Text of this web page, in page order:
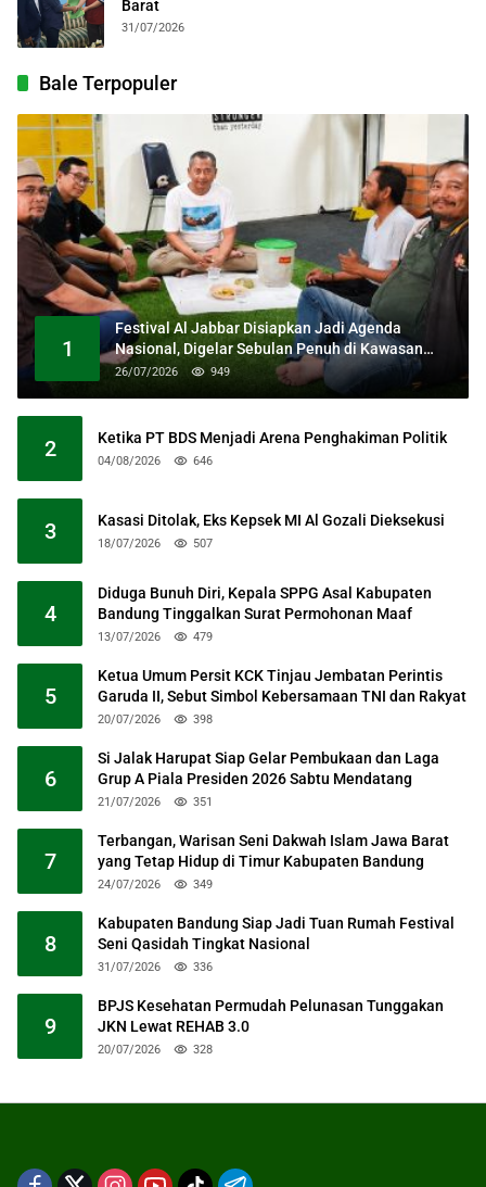
Barat
31/07/2026
Bale Terpopuler
1
Festival Al Jabbar Disiapkan Jadi Agenda
Nasional, Digelar Sebulan Penuh di Kawasan
Masjid Raya Al Jabbar
26/07/2026 949
2 Ketika PT BDS Menjadi Arena Penghakiman Politik
04/08/2026 646
3 Kasasi Ditolak, Eks Kepsek MI Al Gozali Dieksekusi
18/07/2026 507
4
Diduga Bunuh Diri, Kepala SPPG Asal Kabupaten
Bandung Tinggalkan Surat Permohonan Maaf
13/07/2026 479
5
Ketua Umum Persit KCK Tinjau Jembatan Perintis
Garuda II, Sebut Simbol Kebersamaan TNI dan Rakyat
20/07/2026 398
6
Si Jalak Harupat Siap Gelar Pembukaan dan Laga
Grup A Piala Presiden 2026 Sabtu Mendatang
21/07/2026 351
7
Terbangan, Warisan Seni Dakwah Islam Jawa Barat
yang Tetap Hidup di Timur Kabupaten Bandung
24/07/2026 349
8
Kabupaten Bandung Siap Jadi Tuan Rumah Festival
Seni Qasidah Tingkat Nasional
31/07/2026 336
9
BPJS Kesehatan Permudah Pelunasan Tunggakan
JKN Lewat REHAB 3.0
20/07/2026 328